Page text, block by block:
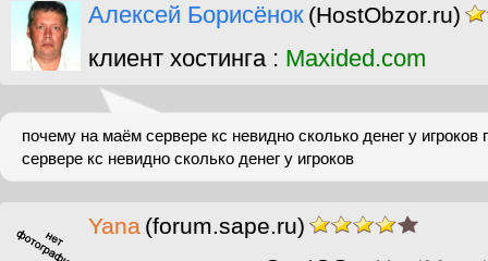
Алексей Борисёнок (HostObzor.ru)
клиент хостинга : Maxided.com
почему на маём сервере кс невидно сколько денег у
сервере кс невидно сколько денег у игроков
Yana (forum.sape.ru)